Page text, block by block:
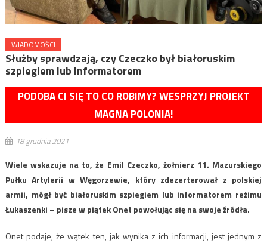
WIADOMOŚCI
Służby sprawdzają, czy Czeczko był białoruskim
szpiegiem lub informatorem
PODOBA CI SIĘ TO CO ROBIMY? WESPRZYJ PROJEKT
MAGNA POLONIA!
18 grudnia 2021
Wiele wskazuje na to, że Emil Czeczko, żołnierz 11. Mazurskiego
Pułku Artylerii w Węgorzewie, który zdezerterował z polskiej
armii, mógł być białoruskim szpiegiem lub informatorem reżimu
Łukaszenki – pisze w piątek Onet powołując się na swoje źródła.
Onet podaje, że wątek ten, jak wynika z ich informacji, jest jednym z